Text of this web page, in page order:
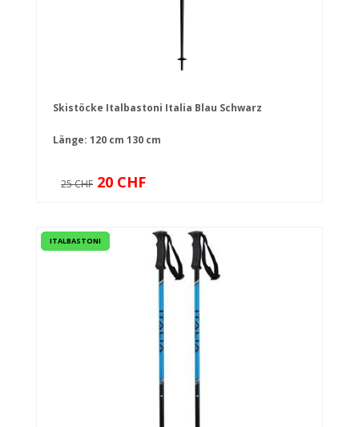
Skistöcke Italbastoni Italia Blau Schwarz
Länge: 120 cm 130 cm
25 CHF 20 CHF
ITALBASTONI